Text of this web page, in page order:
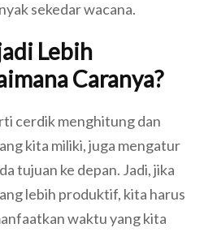
sekedar wacana.
Lebih
Caranya?
cerdik menghitung dan
kita miliki, juga mengatur
tujuan ke depan. Jadi, jika
lebih produktif, kita harus
waktu yang kita